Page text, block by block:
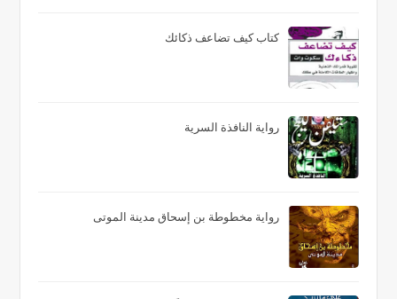
كتاب كيف تضاعف ذكائك
رواية النافذة السرية
رواية مخطوطة بن إسحاق مدينة الموتى